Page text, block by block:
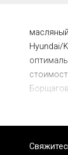
Запчасти
Тормозная
Hyundai/